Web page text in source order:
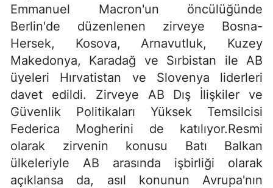
Emmanuel Macron'un öncülüğünde
Berlin'de düzenlenen zirveye Bosna-
Hersek, Kosova, Arnavutluk, Kuzey
Makedonya, Karadağ ve Sırbistan ile AB
üyeleri Hırvatistan ve Slovenya liderleri
davet edildi. Zirveye AB Dış İlişkiler ve
Güvenlik Politikaları Yüksek Temsilcisi
Federica Mogherini de katılıyor.Resmi
olarak zirvenin konusu Batı Balkan
ülkeleriyle AB arasında işbirliği olarak
açıklansa da, asıl konunun Avrupa'nın